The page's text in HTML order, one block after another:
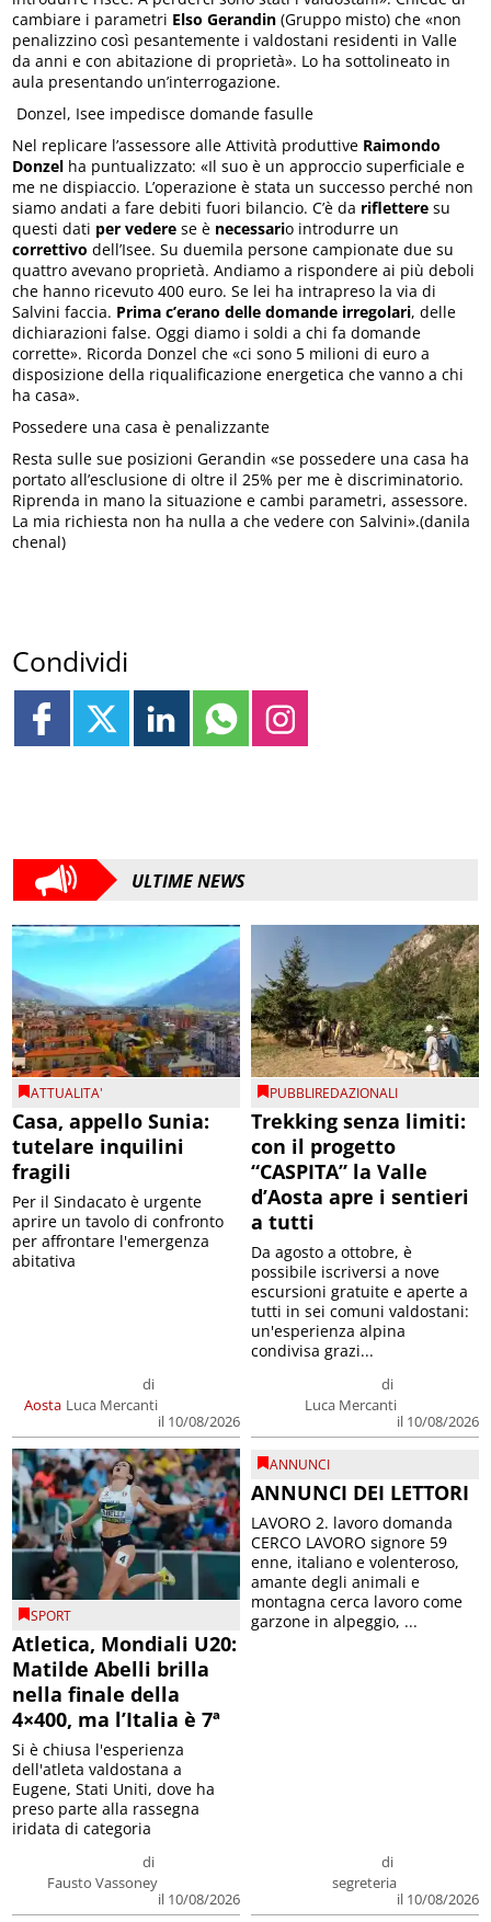
cambiare i parametri Elso Gerandin (Gruppo misto) che «non
penalizzino così pesantemente i valdostani residenti in Valle
da anni e con abitazione di proprietà». Lo ha sottolineato in
aula presentando un’interrogazione.
Donzel, Isee impedisce domande fasulle
Nel replicare l’assessore alle Attività produttive Raimondo
Donzel ha puntualizzato: «Il suo è un approccio superficiale e
me ne dispiaccio. L’operazione è stata un successo perché non
siamo andati a fare debiti fuori bilancio. C’è da riflettere su
questi dati per vedere se è necessario introdurre un
correttivo dell’Isee. Su duemila persone campionate due su
quattro avevano proprietà. Andiamo a rispondere ai più deboli
che hanno ricevuto 400 euro. Se lei ha intrapreso la via di
Salvini faccia. Prima c’erano delle domande irregolari, delle
dichiarazioni false. Oggi diamo i soldi a chi fa domande
corrette». Ricorda Donzel che «ci sono 5 milioni di euro a
disposizione della riqualificazione energetica che vanno a chi
ha casa».
Possedere una casa è penalizzante
Resta sulle sue posizioni Gerandin «se possedere una casa ha
portato all’esclusione di oltre il 25% per me è discriminatorio.
Riprenda in mano la situazione e cambi parametri, assessore.
La mia richiesta non ha nulla a che vedere con Salvini».(danila
chenal)
Condividi
ULTIME NEWS
ATTUALITA'
Casa, appello Sunia:
tutelare inquilini
fragili
Aosta
di
Luca Mercanti
il 10/08/2026
Per il Sindacato è urgente
aprire un tavolo di confronto
per affrontare l'emergenza
abitativa
PUBBLIREDAZIONALI
Trekking senza limiti:
con il progetto
“CASPITA” la Valle
d’Aosta apre i sentieri
a tutti
di
Luca Mercanti
il 10/08/2026
Da agosto a ottobre, è
possibile iscriversi a nove
escursioni gratuite e aperte a
tutti in sei comuni valdostani:
un'esperienza alpina
condivisa grazi...
SPORT
Atletica, Mondiali U20:
Matilde Abelli brilla
nella finale della
4×400, ma l’Italia è 7ª
di
Fausto Vassoney
il 10/08/2026
Si è chiusa l'esperienza
dell'atleta valdostana a
Eugene, Stati Uniti, dove ha
preso parte alla rassegna
iridata di categoria
ANNUNCI
ANNUNCI DEI LETTORI
di
segreteria
il 10/08/2026
LAVORO 2. lavoro domanda
CERCO LAVORO signore 59
enne, italiano e volenteroso,
amante degli animali e
montagna cerca lavoro come
garzone in alpeggio, ...